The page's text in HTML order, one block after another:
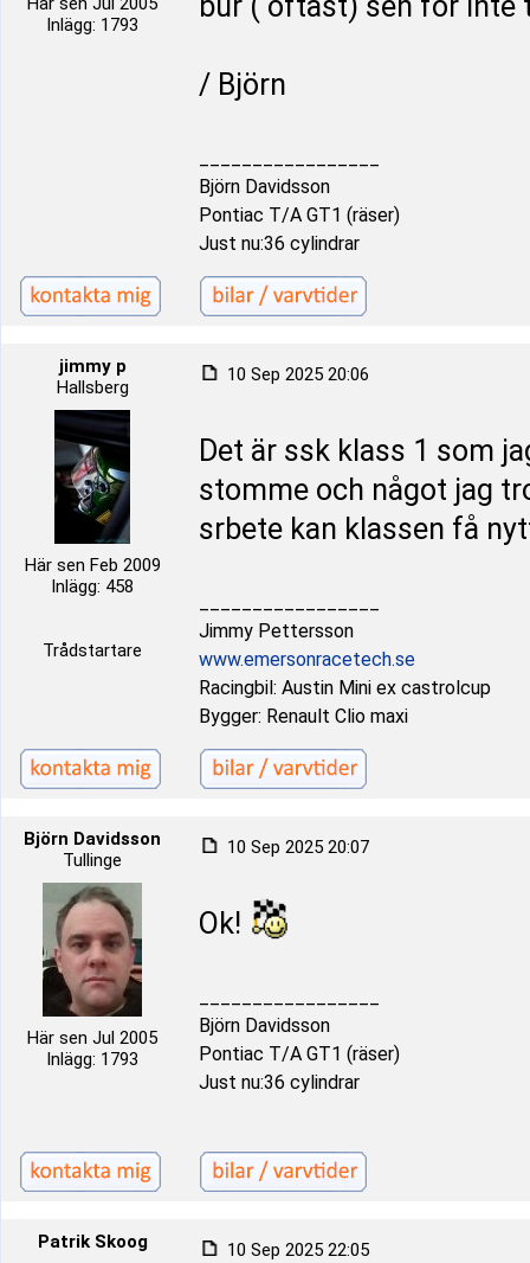
Inlägg: 1793
/ Björn
Björn Davidsson
Pontiac T/A GT1 (räser)
Just nu:36 cylindrar
jimmy p
Hallsberg
Här sen Feb 2009
Inlägg: 458
Trådstartare
10 Sep 2025 20:06
Det är ssk klass 1 som
stomme och något jag
srbete kan klassen få
Jimmy Pettersson
www.emersonracetech.se
Racingbil: Austin Mini ex castrolcup
Bygger: Renault Clio maxi
Björn Davidsson
Tullinge
Här sen Jul 2005
Inlägg: 1793
10 Sep 2025 20:07
Ok!
Björn Davidsson
Pontiac T/A GT1 (räser)
Just nu:36 cylindrar
Patrik Skoog 10 Sep 2025 22:05